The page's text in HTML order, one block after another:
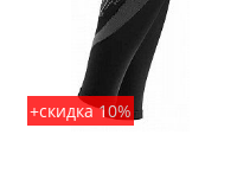
+скидка 10%